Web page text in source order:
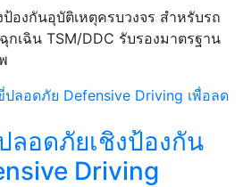
องกันอุบัติเหตุครบวงจร สำหรับรถ
เฉิน TSM/DDC รับรองมาตรฐาน
อดภัยเชิงป้องกัน
Driving